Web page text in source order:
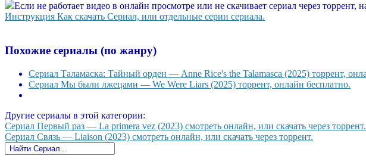
Если не работает видео в онлайн просмотре или не скачивает сериал через
Инструкция Как скачать Сериал, или отдельные серии сериала.
Похожие сериалы (по жанру)
Сериал Таламаска: Тайный орден — Anne Rice's the Talamasca (2025) торрент,
Сериал Мы были лжецами — We Were Liars (2025) торрент, онлайн бесплатно.
Другие сериалы в этой категории:
Сериал Первый раз — La primera vez (2023) смотреть онлайн, или скачать через торрент.
Сериал Связь — Liaison (2023) смотреть онлайн, или скачать через торрент.